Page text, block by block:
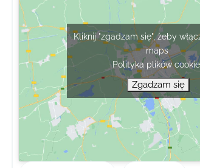
Kliknij "zgadzam się", żeby
maps
Polityka plików
Zgadzam się